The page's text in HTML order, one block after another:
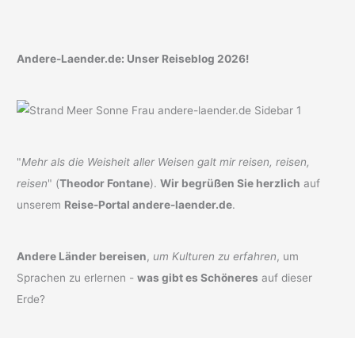
Andere-Laender.de: Unser Reiseblog 2026!
"Mehr als die Weisheit aller Weisen galt mir reisen, reisen,
reisen" (Theodor Fontane).Wir begrüßen Sie herzlich auf
unserem Reise-Portal andere-laender.de.
Andere Länder bereisen, um Kulturen zu erfahren, um
Sprachen zu erlernen -was gibt es Schöneres auf dieser
Erde?